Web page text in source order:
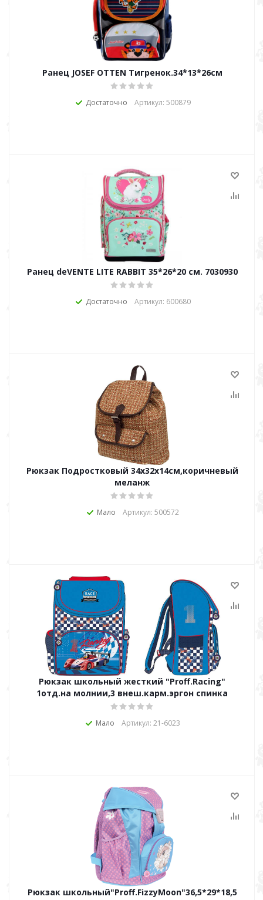
Ранец JOSEF OTTEN Тигренок.34*13*26см
Достаточно Артикул: 500879
Ранец deVENTE LITE RABBIT 35*26*20 см. 7030930
Достаточно Артикул: 600680
Рюкзак Подростковый 34х32х14см,коричневый
меланж
Мало Артикул: 500572
Рюкзак школьный жесткий "Proff.Racing"
1отд.на молнии,3 внеш.карм.эргон спинка
Мало Артикул: 21-6023
Рюкзак школьный"Proff.FizzyMoon"36,5*29*18,5